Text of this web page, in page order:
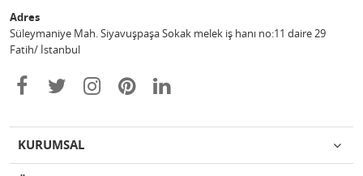
Adres
Süleymaniye Mah. Siyavuşpaşa Sokak melek iş hanı no:11 daire 29
Fatih/ İstanbul
KURUMSAL